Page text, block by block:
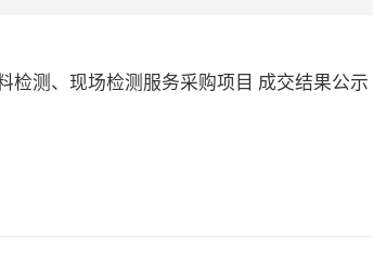
检测、现场检测服务采购项目 成交结果公示